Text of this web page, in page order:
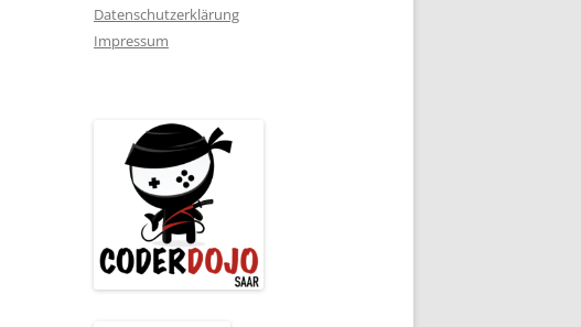
Datenschutzerklärung
Impressum